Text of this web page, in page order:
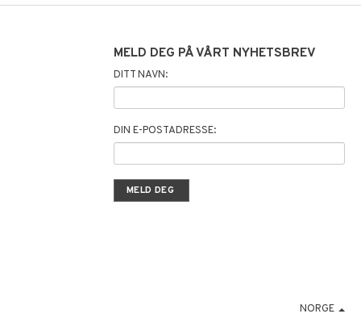
MELD DEG PÅ VÅRT NYHETSBREV
DITT NAVN:
DIN E-POSTADRESSE:
NORGE